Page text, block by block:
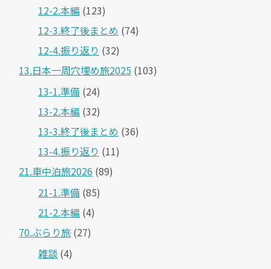
12-2.本編 (123)
12-3.終了後まとめ (74)
12-4.振り返り (32)
13.日本一周穴埋め旅2025 (103)
13-1.準備 (24)
13-2.本編 (32)
13-3.終了後まとめ (36)
13-4.振り返り (11)
21.車中泊旅2026 (89)
21-1.準備 (85)
21-2.本編 (4)
70.ぶらり旅 (27)
雑談 (4)